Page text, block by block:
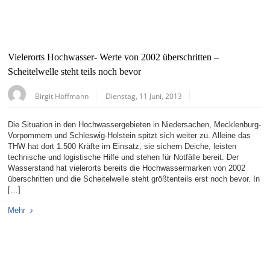
Vielerorts Hochwasser- Werte von 2002 überschritten –
Scheitelwelle steht teils noch bevor
Birgit Hoffmann Dienstag, 11 Juni, 2013
Die Situation in den Hochwassergebieten in Niedersachen, Mecklenburg-
Vorpommern und Schleswig-Holstein spitzt sich weiter zu. Alleine das
THW hat dort 1.500 Kräfte im Einsatz, sie sichern Deiche, leisten
technische und logistische Hilfe und stehen für Notfälle bereit. Der
Wasserstand hat vielerorts bereits die Hochwassermarken von 2002
überschritten und die Scheitelwelle steht größtenteils erst noch bevor. In
[…]
Mehr